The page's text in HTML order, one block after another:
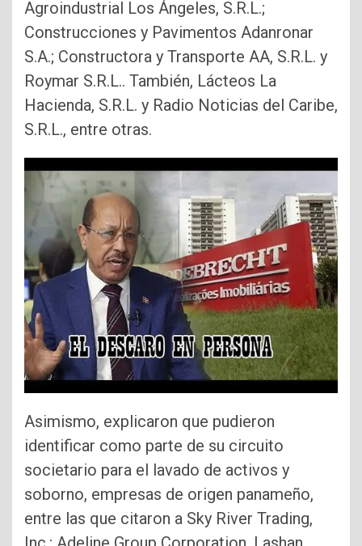
Agroindustrial Los Ángeles, S.R.L.;
Construcciones y Pavimentos Adanronar
S.A.; Constructora y Transporte AA, S.R.L. y
Roymar S.R.L.. También, Lácteos La
Hacienda, S.R.L. y Radio Noticias del Caribe,
S.R.L., entre otras.
Asimismo, explicaron que pudieron
identificar como parte de su circuito
societario para el lavado de activos y
soborno, empresas de origen panameño,
entre las que citaron a Sky River Trading,